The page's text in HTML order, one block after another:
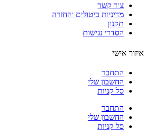
צור קשר
מדיניות ביטולים והחזרה
תקנון
הסדרי נגישות
אישי
התחבר
החשבון שלי
סל קניות
התחבר
החשבון שלי
סל קניות